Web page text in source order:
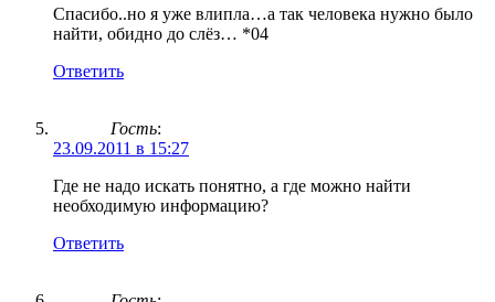
Спасибо..но я уже влипла…а так человека нужно было
найти, обидно до слёз… *04
Ответить
Гость:
23.09.2011 в 15:27
Где не надо искать понятно, а где можно найти
необходимую информацию?
Ответить